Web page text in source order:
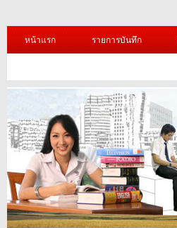
หน้าแรก รายการบันทึก